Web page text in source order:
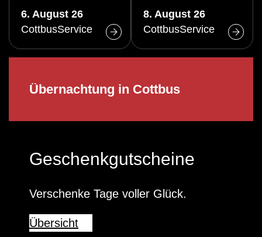
Altstadtrundgang
(Do)
6. August 26
CottbusService
Altstadtrundgang
(Sa)
8. August 26
CottbusService
Übernachtung in Cottbus
Geschenkgutscheine
Verschenke Tage voller Glück.
Übersicht